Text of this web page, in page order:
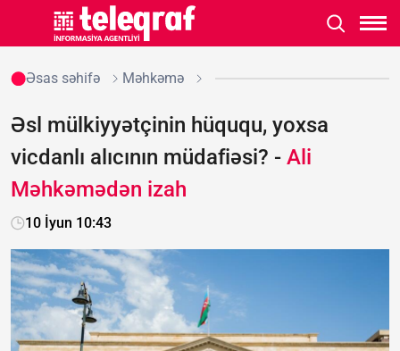
Əsas səhifə Məhkəmə
Əsl mülkiyyətçinin hüququ, yoxsa
vicdanlı alıcının müdafiəsi? - Ali
Məhkəmədən izah
10 İyun 10:43